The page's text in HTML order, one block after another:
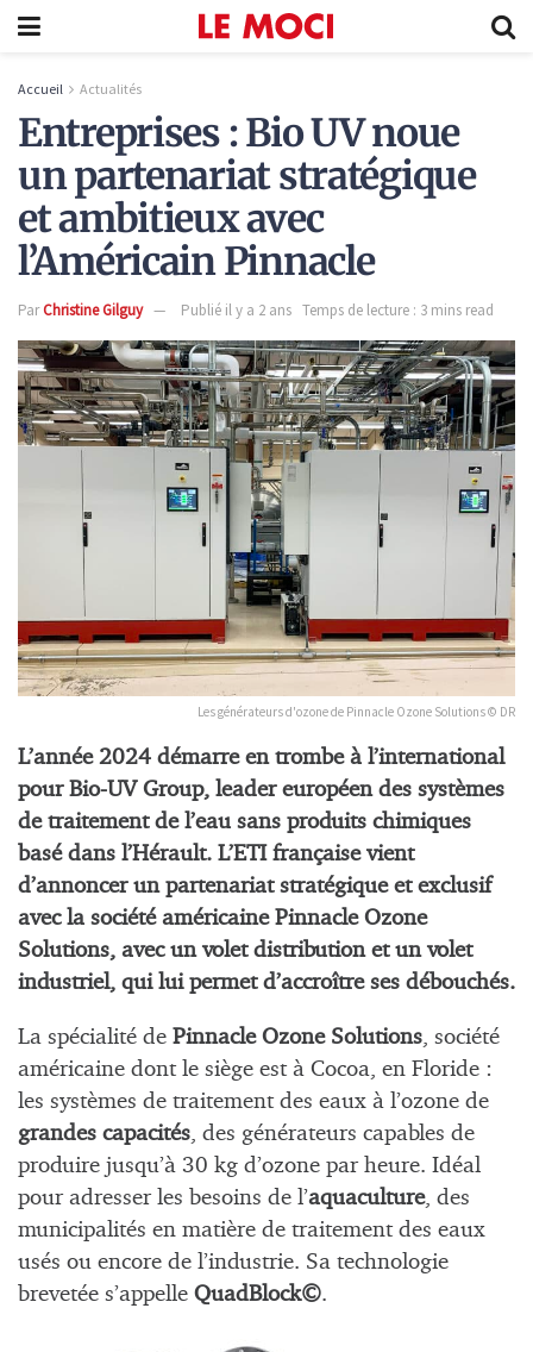
Accueil Actualités
Entreprises : Bio UV noue
un partenariat stratégique
et ambitieux avec
l’Américain Pinnacle
ParChristine Gilguy Publié il y a 2 ans Temps de lecture : 3 mins read
Les générateurs d'ozone de Pinnacle Ozone Solutions © DR
L’année 2024 démarre en trombe à l’international
pour Bio-UV Group, leader européen des systèmes
de traitement de l’eau sans produits chimiques
basé dans l’Hérault. L’ETI française vient
d’annoncer un partenariat stratégique et exclusif
avec la société américaine Pinnacle Ozone
Solutions, avec un volet distribution et un volet
industriel, qui lui permet d’accroître ses débouchés.
La spécialité de Pinnacle Ozone Solutions, société
américaine dont le siège est à Cocoa, en Floride :
les systèmes de traitement des eaux à l’ozone de
grandes capacités, des générateurs capables de
produire jusqu’à 30 kg d’ozone par heure. Idéal
pour adresser les besoins de l’aquaculture, des
municipalités en matière de traitement des eaux
usés ou encore de l’industrie. Sa technologie
brevetée s’appelle QuadBlock©.